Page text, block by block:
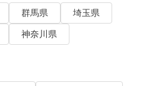
群馬県
埼玉県
神奈川県